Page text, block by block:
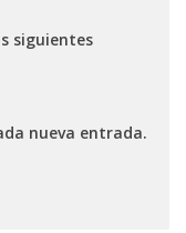
siguientes
nueva entrada.